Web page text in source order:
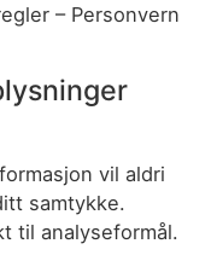
– Personvern
vil aldri
samtykke.
til analyseformål.